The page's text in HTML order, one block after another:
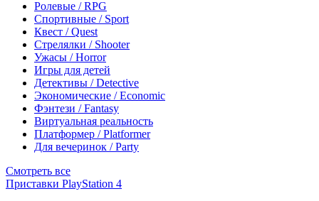
Ролевые / RPG
Спортивные / Sport
Квест / Quest
Стрелялки / Shooter
Ужасы / Horror
Игры для детей
Детективы / Detective
Экономические / Economic
Фэнтези / Fantasy
Виртуальная реальность
Платформер / Platformer
Для вечеринок / Party
Смотреть все
Приставки PlayStation 4